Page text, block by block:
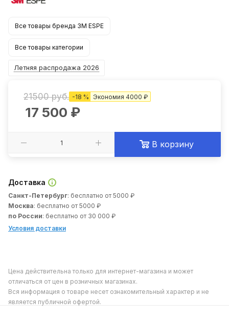
Все товары бренда 3M ESPE
Все товары категории
Летняя распродажа 2026
21500 руб. -18 % Экономия 4000 ₽
17 500 ₽
В корзину
Доставка
Санкт-Петербург: бесплатно от 5000 ₽
Москва: бесплатно от 5000 ₽
по России: бесплатно от 30 000 ₽
Условия доставки
Цена действительна только для интернет-магазина и может
отличаться от цен в розничных магазинах.
Вся информация о товаре несет ознакомительный характер и не
является публичной офертой.